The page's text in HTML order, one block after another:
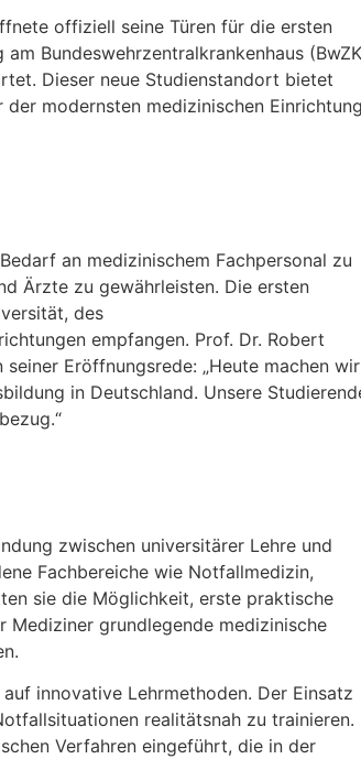
offiziell seine Türen für die ersten
Bundeswehrzentralkrankenhaus
Dieser neue Studienstandort bietet
modernsten medizinischen
an medizinischem Fachpersonal zu
Ärzte zu gewährleisten. Die ersten
des
empfangen. Prof. Dr. Robert
Eröffnungsrede: „Heute machen wir
in Deutschland. Unsere
zwischen universitärer Lehre und
Fachbereiche wie Notfallmedizin,
sie die Möglichkeit, erste praktische
Mediziner grundlegende medizinische
innovative Lehrmethoden. Der Einsatz
realitätsnah zu trainieren.
Verfahren eingeführt, die in der